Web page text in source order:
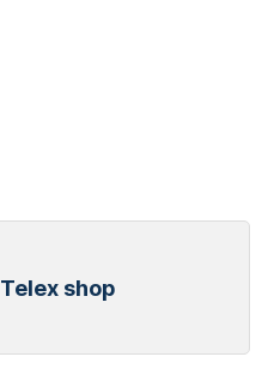
Telex shop